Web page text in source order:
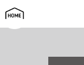
ミニマムスタイルの家 |